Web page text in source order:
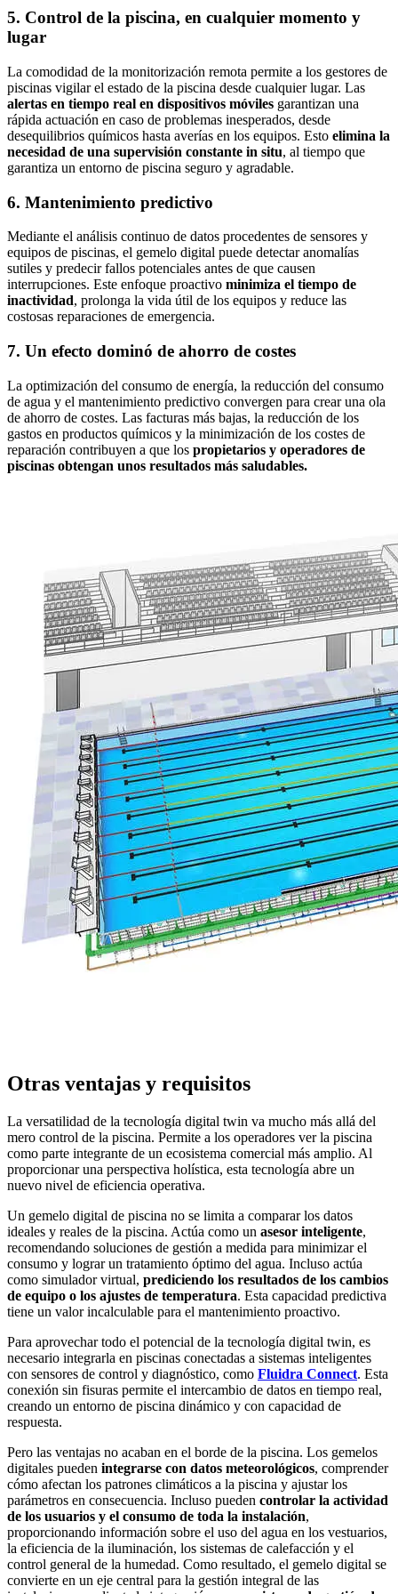
5. Control de la piscina, en cualquier momento y
lugar
La comodidad de la monitorización remota permite a los gestores de
piscinas vigilar el estado de la piscina desde cualquier lugar. Las
alertas en tiempo real en dispositivos móviles garantizan una
rápida actuación en caso de problemas inesperados, desde
desequilibrios químicos hasta averías en los equipos. Esto elimina la
necesidad de una supervisión constante in situ, al tiempo que
garantiza un entorno de piscina seguro y agradable.
6. Mantenimiento predictivo
Mediante el análisis continuo de datos procedentes de sensores y
equipos de piscinas, el gemelo digital puede detectar anomalías
sutiles y predecir fallos potenciales antes de que causen
interrupciones. Este enfoque proactivo minimiza el tiempo de
inactividad, prolonga la vida útil de los equipos y reduce las
costosas reparaciones de emergencia.
7. Un efecto dominó de ahorro de costes
La optimización del consumo de energía, la reducción del consumo
de agua y el mantenimiento predictivo convergen para crear una ola
de ahorro de costes. Las facturas más bajas, la reducción de los
gastos en productos químicos y la minimización de los costes de
reparación contribuyen a que los propietarios y operadores de
piscinas obtengan unos resultados más saludables.
Otras ventajas y requisitos
La versatilidad de la tecnología digital twin va mucho más allá del
mero control de la piscina. Permite a los operadores ver la piscina
como parte integrante de un ecosistema comercial más amplio. Al
proporcionar una perspectiva holística, esta tecnología abre un
nuevo nivel de eficiencia operativa.
Un gemelo digital de piscina no se limita a comparar los datos
ideales y reales de la piscina. Actúa como un asesor inteligente,
recomendando soluciones de gestión a medida para minimizar el
consumo y lograr un tratamiento óptimo del agua. Incluso actúa
como simulador virtual, prediciendo los resultados de los cambios
de equipo o los ajustes de temperatura. Esta capacidad predictiva
tiene un valor incalculable para el mantenimiento proactivo.
Para aprovechar todo el potencial de la tecnología digital twin, es
necesario integrarla en piscinas conectadas a sistemas inteligentes
con sensores de control y diagnóstico, como Fluidra Connect. Esta
conexión sin fisuras permite el intercambio de datos en tiempo real,
creando un entorno de piscina dinámico y con capacidad de
respuesta.
Pero las ventajas no acaban en el borde de la piscina. Los gemelos
digitales pueden integrarse con datos meteorológicos, comprender
cómo afectan los patrones climáticos a la piscina y ajustar los
parámetros en consecuencia. Incluso pueden controlar la actividad
de los usuarios y el consumo de toda la instalación,
proporcionando información sobre el uso del agua en los vestuarios,
la eficiencia de la iluminación, los sistemas de calefacción y el
control general de la humedad. Como resultado, el gemelo digital se
convierte en un eje central para la gestión integral de las